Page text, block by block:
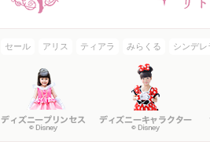
セール アリス ティアラ みらくる シンデレ